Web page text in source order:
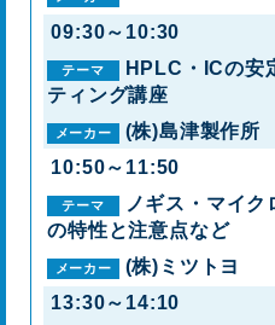
09:30～10:30
HPLC・ICの安
ティング講座
(株)島津製作所
10:50～11:50
ノギス・マイ
の特性と注意点など
(株)ミツトヨ
13:30～14:10